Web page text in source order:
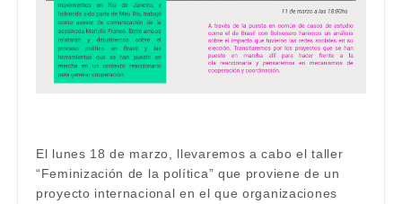
El lunes 18 de marzo, llevaremos a cabo el taller
“Feminización de la política” que proviene de un
proyecto internacional en el que organizaciones